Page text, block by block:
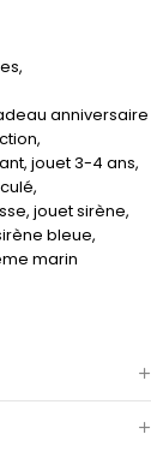
,
anniversaire
,
, jouet 3-4 ans,
,
, jouet sirène,
bleue,
marin